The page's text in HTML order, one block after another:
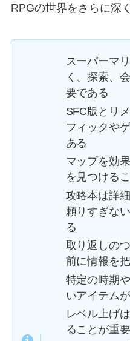
RPGの世界をさらに深
スーパーマ
く、探索、
要である
SFC版とリ
フィックや
ある
マップを効
を見つける
攻略本は詳
頼りすぎな
る
取り返しの
前に情報を
特定の時期
いアイテム
レベル上げ
ることが重